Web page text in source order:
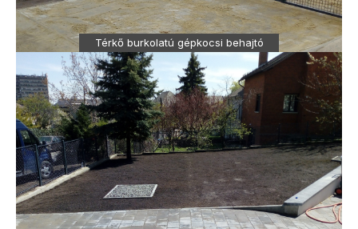
Térkő burkolatú gépkocsi behajtó